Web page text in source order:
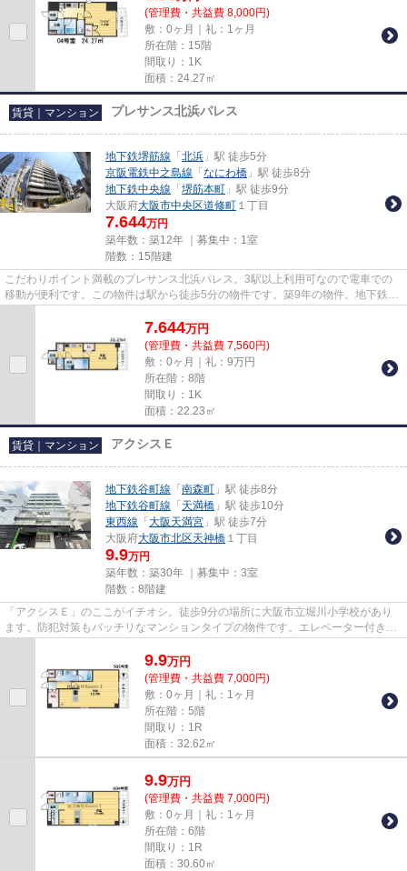
(管理費・共益費 8,000円)
敷：0ヶ月｜礼：1ヶ月
所在階：15階
間取り：1K
面積：24.27㎡
賃貸｜マンション プレサンス北浜パレス
地下鉄堺筋線 「 北浜 」駅 徒歩5分
京阪電鉄中之島線 「 なにわ橋 」駅 徒歩8分
地下鉄中央線 「 堺筋本町 」駅 徒歩9分
大阪府大阪市中央区道修町 １丁目
7.644万円
築年数：築12年 ｜募集中： 1室
階数：15階建
こだわりポイント満載のプレサンス北浜パレス。3駅以上利用可なので電車での
移動が便利です。この物件は駅から徒歩5分の物件です。築9年の物件。地下鉄堺
7.644万円
(管理費・共益費 7,560円)
敷：0ヶ月｜礼：9万円
所在階：8階
間取り：1K
面積：22.23㎡
賃貸｜マンション アクシスＥ
地下鉄谷町線 「 南森町 」駅 徒歩8分
地下鉄谷町線 「 天満橋 」駅 徒歩10分
東西線 「 大阪天満宮 」駅 徒歩7分
大阪府大阪市北区天神橋 １丁目
9.9万円
築年数：築30年 ｜募集中： 3室
階数：8階建
「アクシスＥ」のここがイチオシ。徒歩9分の場所に大阪市立堀川小学校があり
ます。防犯対策もバッチリなマンションタイプの物件です。エレベーター付き物
9.9万円
(管理費・共益費 7,000円)
敷：0ヶ月｜礼：1ヶ月
所在階：5階
間取り：1R
面積：32.62㎡
9.9万円
(管理費・共益費 7,000円)
敷：0ヶ月｜礼：1ヶ月
所在階：6階
間取り：1R
面積：30.60㎡